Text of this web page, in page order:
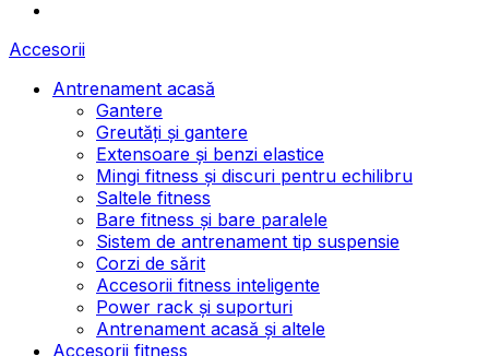
Accesorii
Antrenament acasă
Gantere
Greutăți și gantere
Extensoare și benzi elastice
Mingi fitness și discuri pentru echilibru
Saltele fitness
Bare fitness și bare paralele
Sistem de antrenament tip suspensie
Corzi de sărit
Accesorii fitness inteligente
Power rack și suporturi
Antrenament acasă și altele
Accesorii fitness